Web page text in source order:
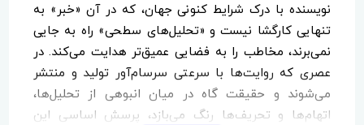
نویسنده با درک شرایط کنونی جهان، که در آن «خبر» به
تنهایی کارگشا نیست و «تحلیل‌های سطحی» راه به جایی
نمی‌برند، مخاطب را به فضایی عمیق‌تر هدایت می‌کند. در
عصری که روایت‌ها با سرعتی سرسام‌آور تولید و منتشر
می‌شوند و حقیقت گاه در میان انبوهی از تحلیل‌ها،
اتهام‌ها و تحریف‌ها رنگ می‌بازد، پرسش اساسی این